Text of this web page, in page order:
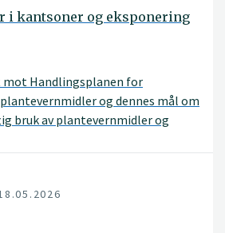
i kantsoner og eksponering
Handlingsplanen for
og dennes mål om
bruk av plantevernmidler og
av plantevernmiddelbruk på
og deres aktivitet.